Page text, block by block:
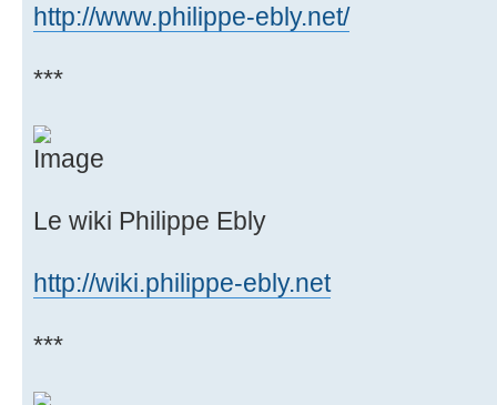
http://www.philippe-ebly.net/
***
Le wiki Philippe Ebly
http://wiki.philippe-ebly.net
***